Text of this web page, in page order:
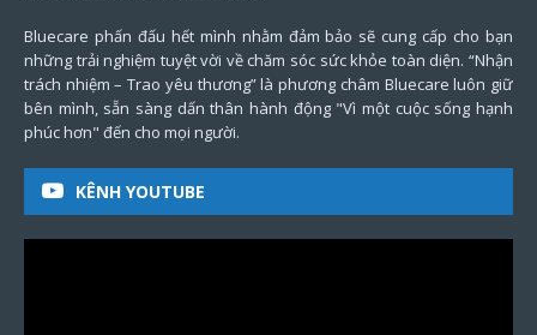
Bluecare phấn đấu hết mình nhằm đảm bảo sẽ cung cấp cho bạn
những trải nghiệm tuyệt vời về chăm sóc sức khỏe toàn diện. “Nhận
trách nhiệm – Trao yêu thương” là phương châm Bluecare luôn giữ
bên mình, sẵn sàng dấn thân hành động "Vì một cuộc sống hạnh
phúc hơn" đến cho mọi người.
KÊNH YOUTUBE